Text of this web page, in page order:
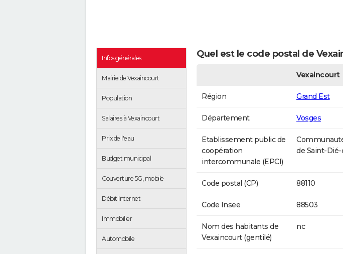
Infos générales
Mairie de Vexaincourt
Population
Salaires à Vexaincourt
Prix de l'eau
Budget municipal
Couverture 5G, mobile
Débit Internet
Immobilier
Automobile
Quel est le code postal de
Vexaincourt
Région Grand Est
Département Vosges
Etablissement public de
coopération
intercommunale (EPCI)
de Saint-Dié-
Code postal (CP) 88110
Code Insee 88503
Nom des habitants de
Vexaincourt (gentilé)
nc